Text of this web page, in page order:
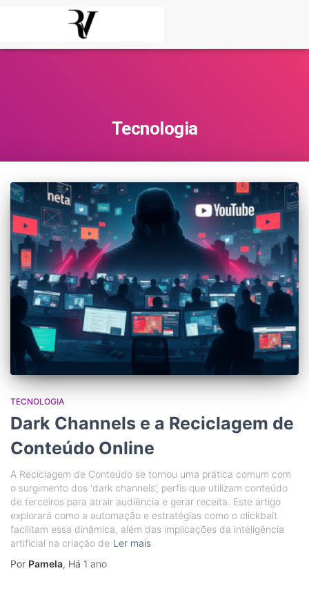
Tecnologia
TECNOLOGIA
Dark Channels e a Reciclagem de
Conteúdo Online
A Reciclagem de Conteúdo se tornou uma prática comum com
o surgimento dos ‘dark channels’, perfis que utilizam conteúdo
de terceiros para atrair audiência e gerar receita. Este artigo
explorará como a automação e estratégias como o clickbait
facilitam essa dinâmica, além das implicações da inteligência
artificial na criação de Ler mais
Por Pamela, Há 1 ano